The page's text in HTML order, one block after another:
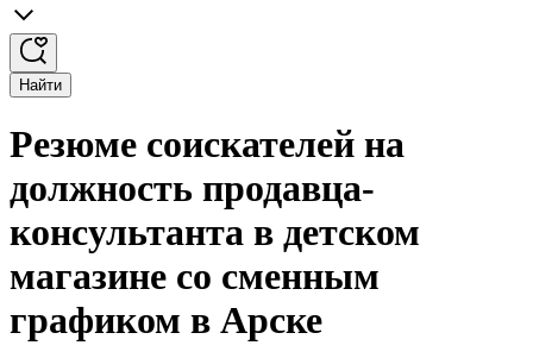
Найти
Резюме соискателей на
должность продавца-
консультанта в детском
магазине со сменным
графиком в Арске